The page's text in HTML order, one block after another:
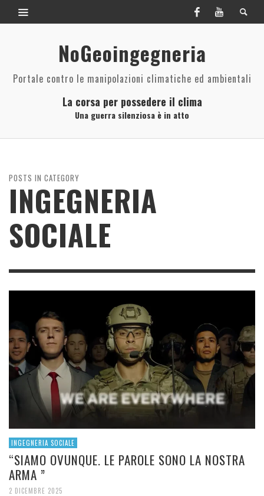
NoGeoingegneria
Portale contro le manipolazioni climatiche ed ambientali
La corsa per possedere il clima
Una guerra silenziosa è in atto
POSTS IN CATEGORY
INGEGNERIA
SOCIALE
INGEGNERIA SOCIALE
“SIAMO OVUNQUE. LE PAROLE SONO LA NOSTRA
ARMA ”
2 DICEMBRE 2025